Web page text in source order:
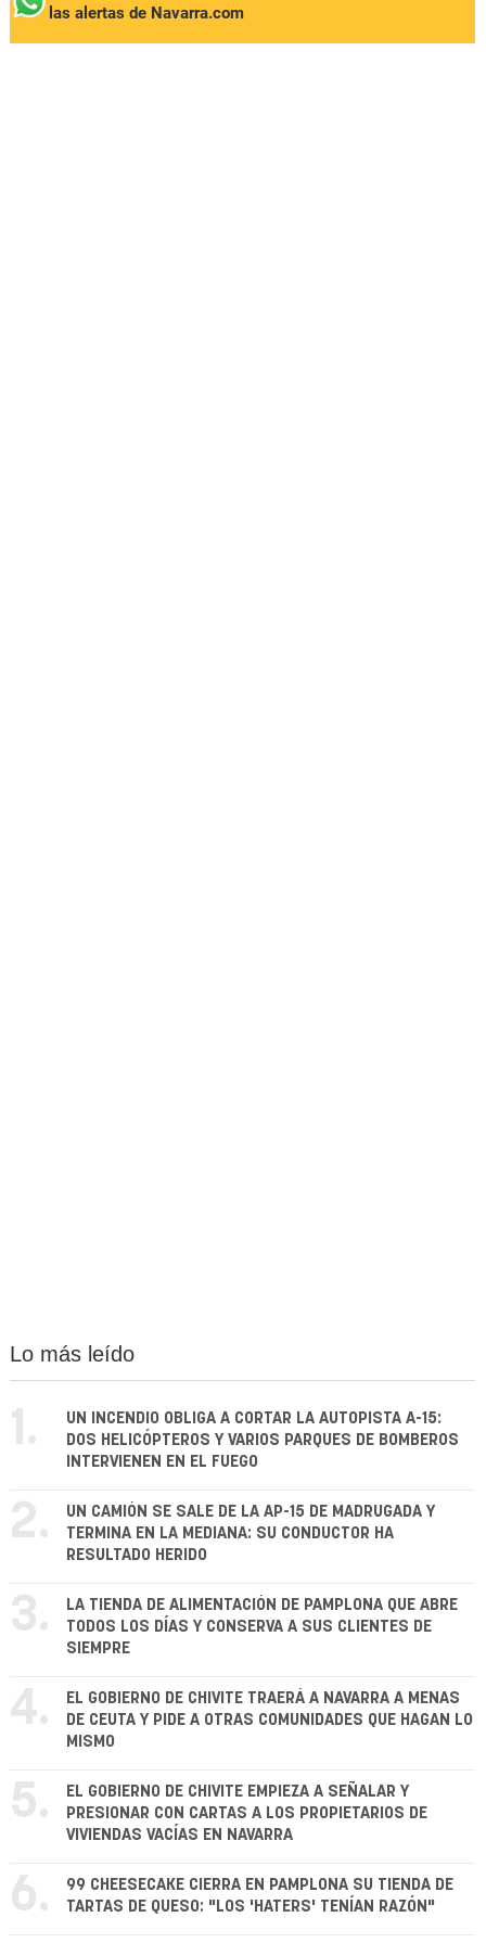
las alertas de Navarra.com
Lo más leído
1.
UN INCENDIO OBLIGA A CORTAR LA AUTOPISTA A-15:
DOS HELICÓPTEROS Y VARIOS PARQUES DE BOMBEROS
INTERVIENEN EN EL FUEGO
2.
UN CAMIÓN SE SALE DE LA AP-15 DE MADRUGADA Y
TERMINA EN LA MEDIANA: SU CONDUCTOR HA
RESULTADO HERIDO
3.
LA TIENDA DE ALIMENTACIÓN DE PAMPLONA QUE ABRE
TODOS LOS DÍAS Y CONSERVA A SUS CLIENTES DE
SIEMPRE
4.
EL GOBIERNO DE CHIVITE TRAERÁ A NAVARRA A MENAS
DE CEUTA Y PIDE A OTRAS COMUNIDADES QUE HAGAN LO
MISMO
5.
EL GOBIERNO DE CHIVITE EMPIEZA A SEÑALAR Y
PRESIONAR CON CARTAS A LOS PROPIETARIOS DE
VIVIENDAS VACÍAS EN NAVARRA
6.
99 CHEESECAKE CIERRA EN PAMPLONA SU TIENDA DE
TARTAS DE QUESO: "LOS 'HATERS' TENÍAN RAZÓN"